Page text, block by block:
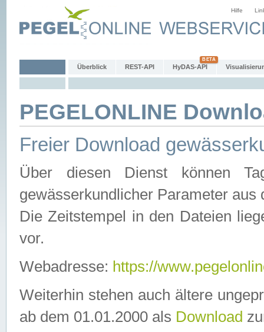
Hilfe
Überblick REST-API HyDAS-API
PEGELONLINE
Freier Download
Über diesen Dienst können
gewässerkundlicher Parameter aus
Die Zeitstempel in den Dateien
vor.
Webadresse: https://
Weiterhin stehen auch ältere
ab dem 01.01.2000 als Download